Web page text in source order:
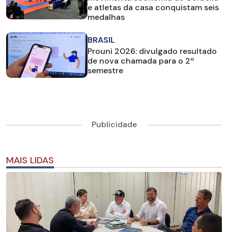
e atletas da casa conquistam seis
medalhas
BRASIL
Prouni 2026: divulgado resultado
de nova chamada para o 2º
semestre
Publicidade
MAIS LIDAS